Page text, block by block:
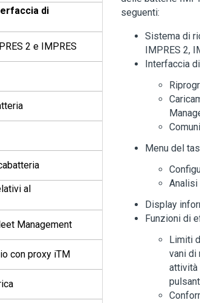
di
2 e IMPRES
al
Management
con proxy iTM
seguenti:
Sistema di
IMPRES 2,
Interfaccia
Menu del
Analisi
Display
Funzioni di
Limiti
vani di
attività